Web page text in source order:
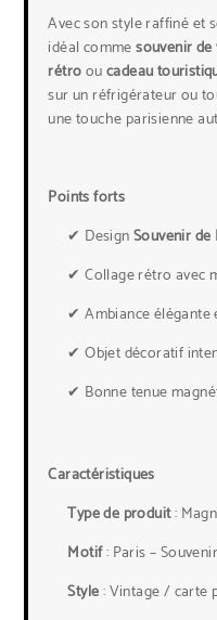
Avec son style raffiné et
idéal commesouvenir de
rétrooucadeau
sur un réfrigérateur ou
une touche parisienne
Points forts
✔ DesignSouvenir de
✔ Collage rétro avec
✔ Ambiance élégante
✔ Objet décoratif
✔ Bonne tenue
Caractéristiques
Type de produit:
Motif: Paris –
Style: Vintage / carte